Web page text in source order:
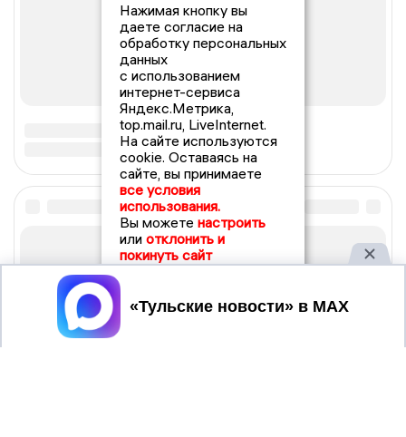
Нажимая кнопку вы
даете согласие на
обработку персональных
данных
с использованием
интернет-сервиса
Яндекс.Метрика,
top.mail.ru, LiveInternet.
На сайте используются
cookie. Оставаясь на
сайте, вы принимаете
все условия
использования.
Вы можете настроить
или отклонить и
покинуть сайт
Принять